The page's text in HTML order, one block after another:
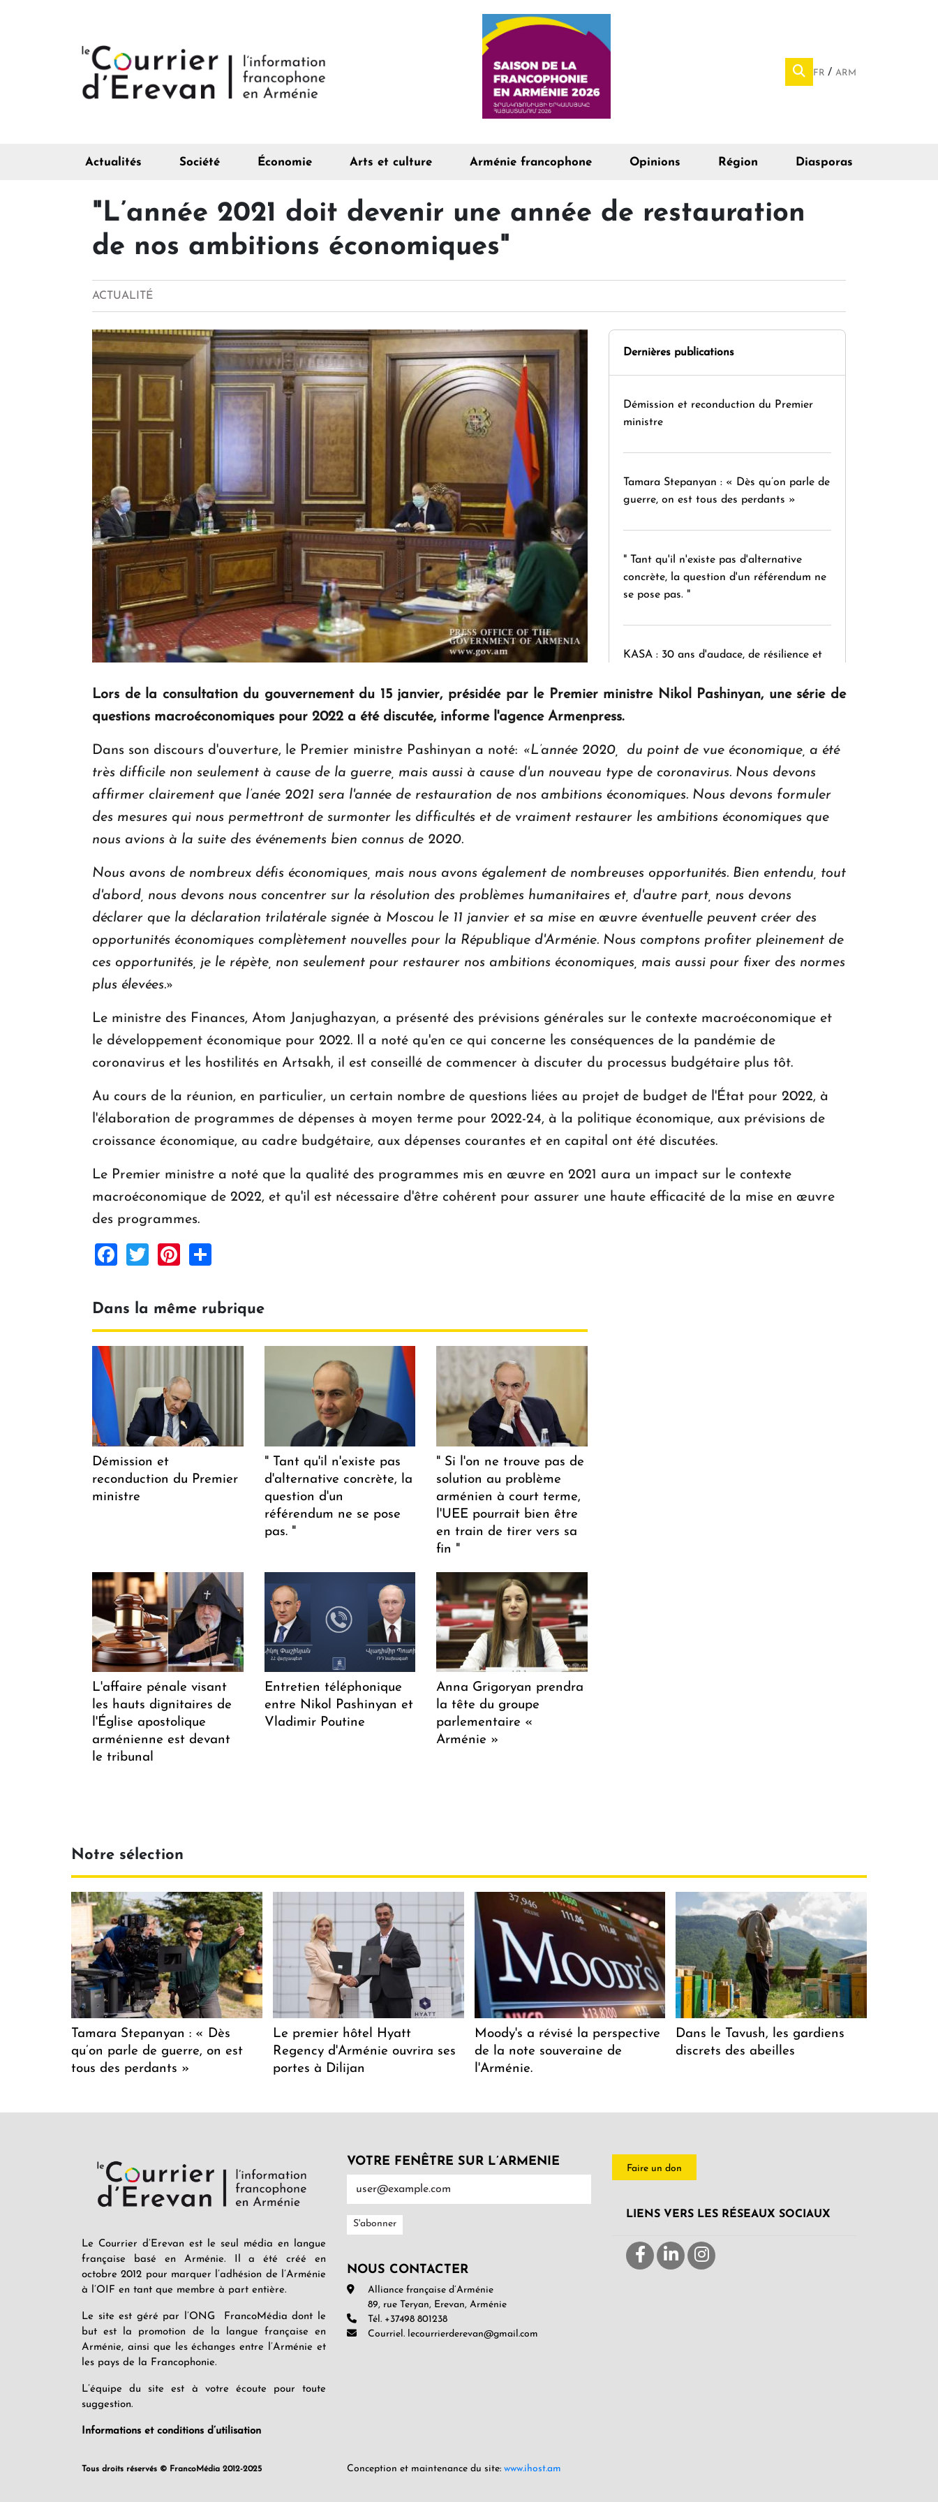
FR ARM
Actualités Société Économie Arts et culture Arménie francophone Opinions Région Diasporas
"L’année 2021 doit devenir une année de restauration
de nos ambitions économiques"
ACTUALITÉ
Dernières publications
Démission et reconduction du Premier
ministre
Tamara Stepanyan : « Dès qu’on parle de
guerre, on est tous des perdants »
" Tant qu'il n'existe pas d'alternative
concrète, la question d'un référendum ne
se pose pas. "
KASA : 30 ans d'audace, de résilience et
d'Arménie ouvrira ses portes à Dilijan
Lors de la consultation du gouvernement du 15 janvier, présidée par le Premier ministre Nikol Pashinyan, une série de
questions macroéconomiques pour 2022 a été discutée, informe l'agence Armenpress.
Dans son discours d'ouverture, le Premier ministre Pashinyan a noté: «L’année 2020, du point de vue économique, a été
très difficile non seulement à cause de la guerre, mais aussi à cause d'un nouveau type de coronavirus. Nous devons
affirmer clairement que l’anée 2021 sera l'année de restauration de nos ambitions économiques. Nous devons formuler
des mesures qui nous permettront de surmonter les difficultés et de vraiment restaurer les ambitions économiques que
nous avions à la suite des événements bien connus de 2020.
Nous avons de nombreux défis économiques, mais nous avons également de nombreuses opportunités. Bien entendu, tout
d'abord, nous devons nous concentrer sur la résolution des problèmes humanitaires et, d'autre part, nous devons
déclarer que la déclaration trilatérale signée à Moscou le 11 janvier et sa mise en œuvre éventuelle peuvent créer des
opportunités économiques complètement nouvelles pour la République d'Arménie. Nous comptons profiter pleinement de
ces opportunités, je le répète, non seulement pour restaurer nos ambitions économiques, mais aussi pour fixer des normes
plus élevées.»
Le ministre des Finances, Atom Janjughazyan, a présenté des prévisions générales sur le contexte macroéconomique et
le développement économique pour 2022. Il a noté qu'en ce qui concerne les conséquences de la pandémie de
coronavirus et les hostilités en Artsakh, il est conseillé de commencer à discuter du processus budgétaire plus tôt.
Au cours de la réunion, en particulier, un certain nombre de questions liées au projet de budget de l'État pour 2022, à
l'élaboration de programmes de dépenses à moyen terme pour 2022-24, à la politique économique, aux prévisions de
croissance économique, au cadre budgétaire, aux dépenses courantes et en capital ont été discutées.
Le Premier ministre a noté que la qualité des programmes mis en œuvre en 2021 aura un impact sur le contexte
macroéconomique de 2022, et qu'il est nécessaire d'être cohérent pour assurer une haute efficacité de la mise en œuvre
des programmes.
Facebook
TwitterPinterest
Dans la même rubrique
Démission et
reconduction du Premier
ministre
" Tant qu'il n'existe pas
d'alternative concrète, la
question d'un
référendum ne se pose
pas. "
" Si l'on ne trouve pas de
solution au problème
arménien à court terme,
l'UEE pourrait bien être
en train de tirer vers sa
fin "
L'affaire pénale visant
les hauts dignitaires de
l'Église apostolique
arménienne est devant
le tribunal
Entretien téléphonique
entre Nikol Pashinyan et
Vladimir Poutine
Anna Grigoryan prendra
la tête du groupe
parlementaire «
Arménie »
Notre sélection
Tamara Stepanyan : « Dès
qu’on parle de guerre, on est
tous des perdants »
Le premier hôtel Hyatt
Regency d'Arménie ouvrira ses
portes à Dilijan
Moody's a révisé la perspective
de la note souveraine de
l'Arménie.
Dans le Tavush, les gardiens
discrets des abeilles
Le Courrier d’Erevan est le seul média en langue
française basé en Arménie. Il a été créé en
octobre 2012 pour marquer l’adhésion de l’Arménie
à l’OIF en tant que membre à part entière.
Le site est géré par l’ONG FrancoMédia dont le
but est la promotion de la langue française en
Arménie, ainsi que les échanges entre l’Arménie et
les pays de la Francophonie.
L’équipe du site est à votre écoute pour toute
suggestion.
Informations et conditions d’utilisation
Tous droits réservés © FrancoMédia 2012-2025
VOTRE FENÊTRE SUR L’ARMENIE
NOUS CONTACTER
Alliance française d’Arménie
89, rue Teryan, Erevan, Arménie
Tél. +37498 801238
Courriel. lecourrierderevan@gmail.com
Conception et maintenance du site: www.ihost.am
Faire un don
LIENS VERS LES RÉSEAUX SOCIAUX